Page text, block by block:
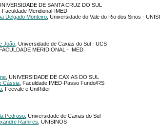
DE SANTA CRUZ DO SUL
, Faculdade Meridional-IMED
Delgado Monteiro , Universidade do Vale do Rio dos Sinos -
João, Universidade de Caxias do Sul - UCS
MERIDIONAL - IMED
, UNIVERSIDADE DE CAXIAS DO SUL
Cássia , Faculdade IMED-Passo Fundo/RS
, Feevale e UniRitter
Pedroso , Universidade de Caxias do Sul
Ramires , UNISINOS